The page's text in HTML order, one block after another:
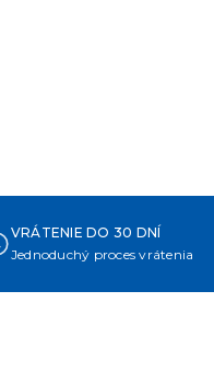
VRÁTENIE DO 30 DNÍ
Jednoduchý proces vrátenia